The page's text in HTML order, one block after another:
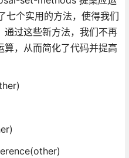
七个实用的方法，使得我们
通过这些新方法，我们不再
算，从而简化了代码并提高